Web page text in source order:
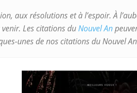
d'amour
aux résolutions et à l’espoir. À
venir. Les citations duNouvel An
unes de nos citations du Nouvel